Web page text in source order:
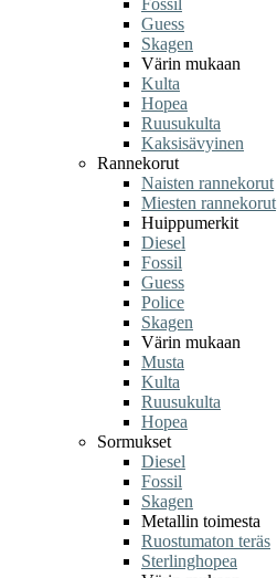
Fossil
Guess
Skagen
Värin mukaan
Kulta
Hopea
Ruusukulta
Kaksisävyinen
Rannekorut
Naisten rannekorut
Miesten rannekorut
Huippumerkit
Diesel
Fossil
Guess
Police
Skagen
Värin mukaan
Musta
Kulta
Ruusukulta
Hopea
Sormukset
Diesel
Fossil
Skagen
Metallin toimesta
Ruostumaton teräs
Sterlinghopea